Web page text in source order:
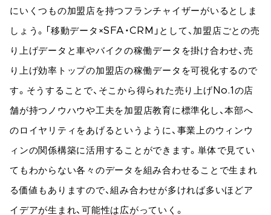
にいくつもの加盟店を持つフランチャイザーがいるとしま
しょう。「移動データ×SFA・CRM」として、加盟店ごとの売
り上げデータと車やバイクの稼働データを掛け合わせ、売
り上げ効率トップの加盟店の稼働データを可視化するので
す。そうすることで、そこから得られた売り上げNo.1の店
舗が持つノウハウや工夫を加盟店教育に標準化し、本部へ
のロイヤリティをあげるというように、事業上のウィンウ
ィンの関係構築に活用することができます。単体で見てい
てもわからない各々のデータを組み合わせることで生まれ
る価値もありますので、組み合わせが多ければ多いほどア
イデアが生まれ、可能性は広がっていく。